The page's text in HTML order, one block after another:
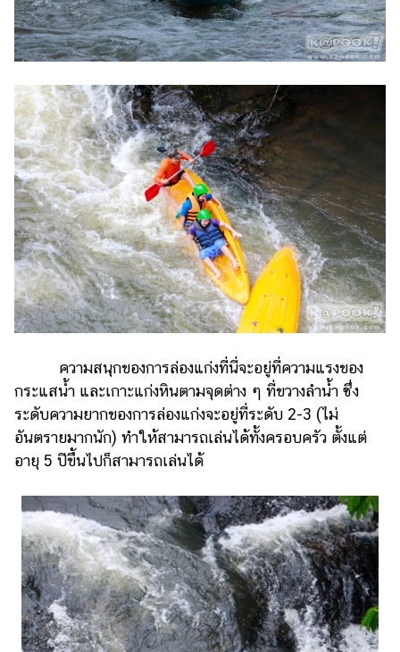
ความสนุกของการล่องแก่งที่นี่จะอยู่ที่ความแรงของ
กระแสน้ำ และเกาะแก่งหินตามจุดต่าง ๆ ที่ขวางลำน้ำ ซึ่ง
ระดับความยากของการล่องแก่งจะอยู่ที่ระดับ 2-3 (ไม่
อันตรายมากนัก) ทำให้สามารถเล่นได้ทั้งครอบครัว ตั้งแต่
อายุ 5 ปีขึ้นไปก็สามารถเล่นได้